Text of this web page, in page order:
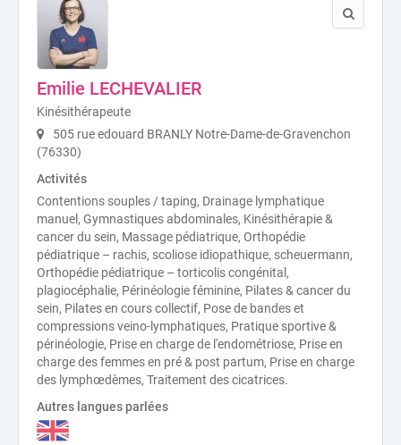
Emilie LECHEVALIER
Kinésithérapeute
505 rue edouard BRANLY Notre-Dame-de-Gravenchon
(76330)
Activités
Contentions souples / taping, Drainage lymphatique
manuel, Gymnastiques abdominales, Kinésithérapie &
cancer du sein, Massage pédiatrique, Orthopédie
pédiatrique – rachis, scoliose idiopathique, scheuermann,
Orthopédie pédiatrique – torticolis congénital,
plagiocéphalie, Périnéologie féminine, Pilates & cancer du
sein, Pilates en cours collectif, Pose de bandes et
compressions veino-lymphatiques, Pratique sportive &
périnéologie, Prise en charge de l'endométriose, Prise en
charge des femmes en pré & post partum, Prise en charge
des lymphœdèmes, Traitement des cicatrices.
Autres langues parlées